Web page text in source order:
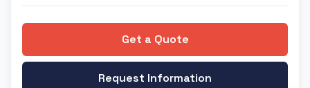
Get a Quote
Request Information